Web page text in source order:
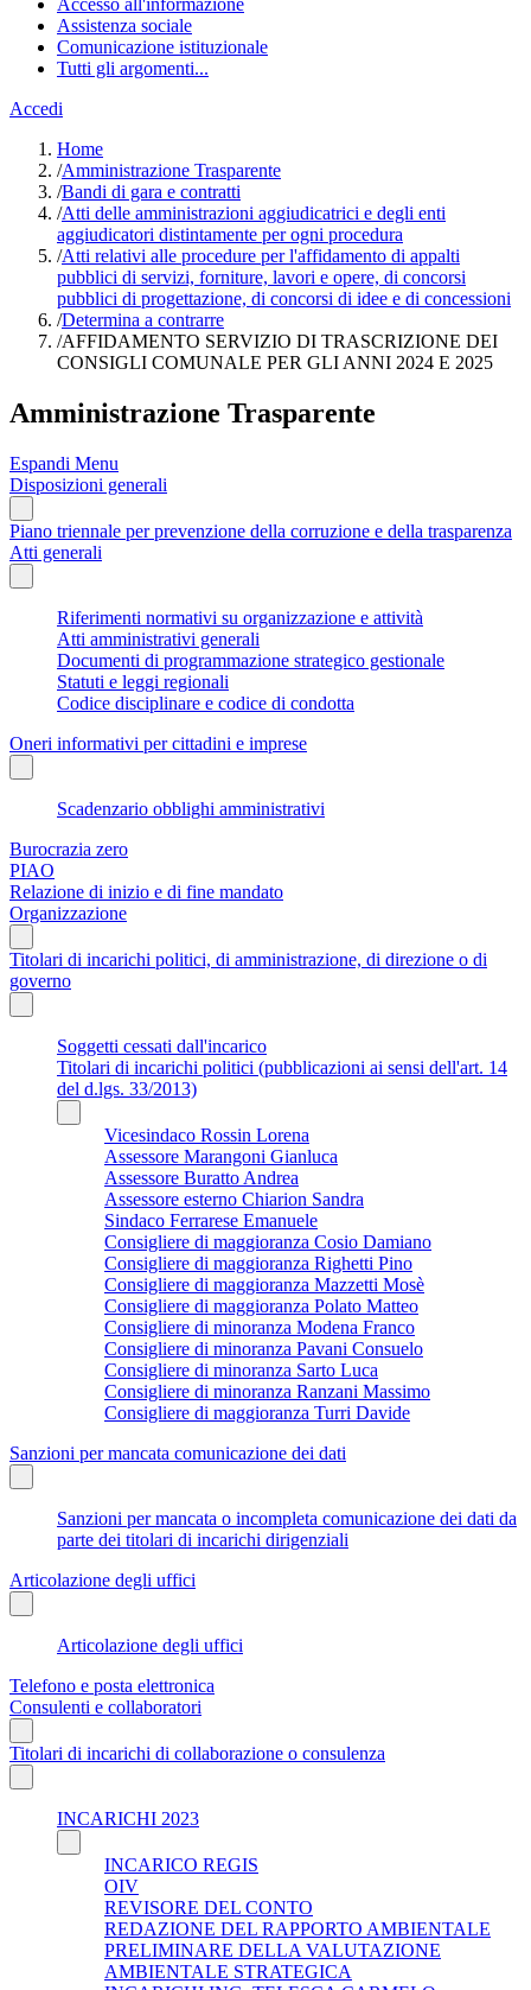
Accesso all'informazione
Assistenza sociale
Comunicazione istituzionale
Tutti gli argomenti...
Accedi
Home
/Amministrazione Trasparente
/Bandi di gara e contratti
/Atti delle amministrazioni aggiudicatrici e degli enti
aggiudicatori distintamente per ogni procedura
/Atti relativi alle procedure per l'affidamento di appalti
pubblici di servizi, forniture, lavori e opere, di concorsi
pubblici di progettazione, di concorsi di idee e di concessioni
/Determina a contrarre
/AFFIDAMENTO SERVIZIO DI TRASCRIZIONE DEI
CONSIGLI COMUNALE PER GLI ANNI 2024 E 2025
Amministrazione Trasparente
Espandi Menu
Disposizioni generali
Piano triennale per prevenzione della corruzione e della trasparenza
Atti generali
Riferimenti normativi su organizzazione e attività
Atti amministrativi generali
Documenti di programmazione strategico gestionale
Statuti e leggi regionali
Codice disciplinare e codice di condotta
Oneri informativi per cittadini e imprese
Scadenzario obblighi amministrativi
Burocrazia zero
PIAO
Relazione di inizio e di fine mandato
Organizzazione
Titolari di incarichi politici, di amministrazione, di direzione o di
governo
Soggetti cessati dall'incarico
Titolari di incarichi politici (pubblicazioni ai sensi dell'art. 14
del d.lgs. 33/2013)
Vicesindaco Rossin Lorena
Assessore Marangoni Gianluca
Assessore Buratto Andrea
Assessore esterno Chiarion Sandra
Sindaco Ferrarese Emanuele
Consigliere di maggioranza Cosio Damiano
Consigliere di maggioranza Righetti Pino
Consigliere di maggioranza Mazzetti Mosè
Consigliere di maggioranza Polato Matteo
Consigliere di minoranza Modena Franco
Consigliere di minoranza Pavani Consuelo
Consigliere di minoranza Sarto Luca
Consigliere di minoranza Ranzani Massimo
Consigliere di maggioranza Turri Davide
Sanzioni per mancata comunicazione dei dati
Sanzioni per mancata o incompleta comunicazione dei dati da
parte dei titolari di incarichi dirigenziali
Articolazione degli uffici
Articolazione degli uffici
Telefono e posta elettronica
Consulenti e collaboratori
Titolari di incarichi di collaborazione o consulenza
INCARICHI 2023
INCARICO REGIS
OIV
REVISORE DEL CONTO
REDAZIONE DEL RAPPORTO AMBIENTALE
PRELIMINARE DELLA VALUTAZIONE
AMBIENTALE STRATEGICA